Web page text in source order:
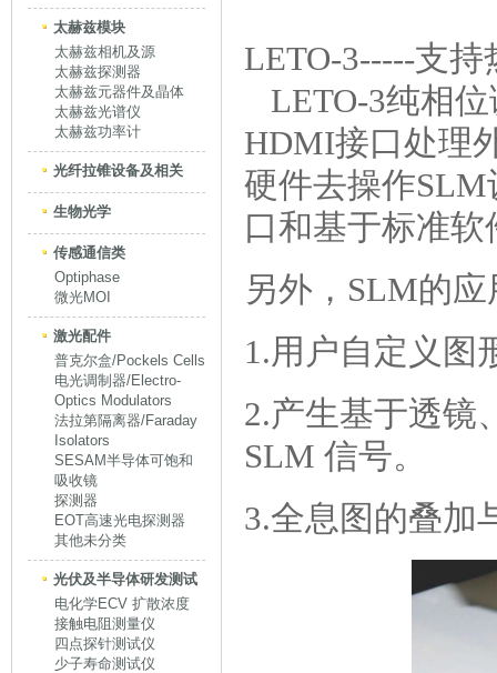
太赫兹模块
太赫兹相机及源
太赫兹探测器
太赫兹元器件及晶体
太赫兹光谱仪
太赫兹功率计
光纤拉锥设备及相关
生物光学
传感通信类
Optiphase
微光MOI
激光配件
普克尔盒/Pockels Cells
电光调制器/Electro-
Optics Modulators
法拉第隔离器/Faraday
Isolators
SESAM半导体可饱和
吸收镜
探测器
EOT高速光电探测器
其他未分类
光伏及半导体研发测试
电化学ECV 扩散浓度
接触电阻测量仪
四点探针测试仪
少子寿命测试仪
LETO-3-----支
LETO-3纯相
HDMI接口处理
硬件去操作SLM
口和基于标准软
另外，SLM的
1.用户自定义图
2.产生基于透镜
SLM 信号。
3.全息图的叠加